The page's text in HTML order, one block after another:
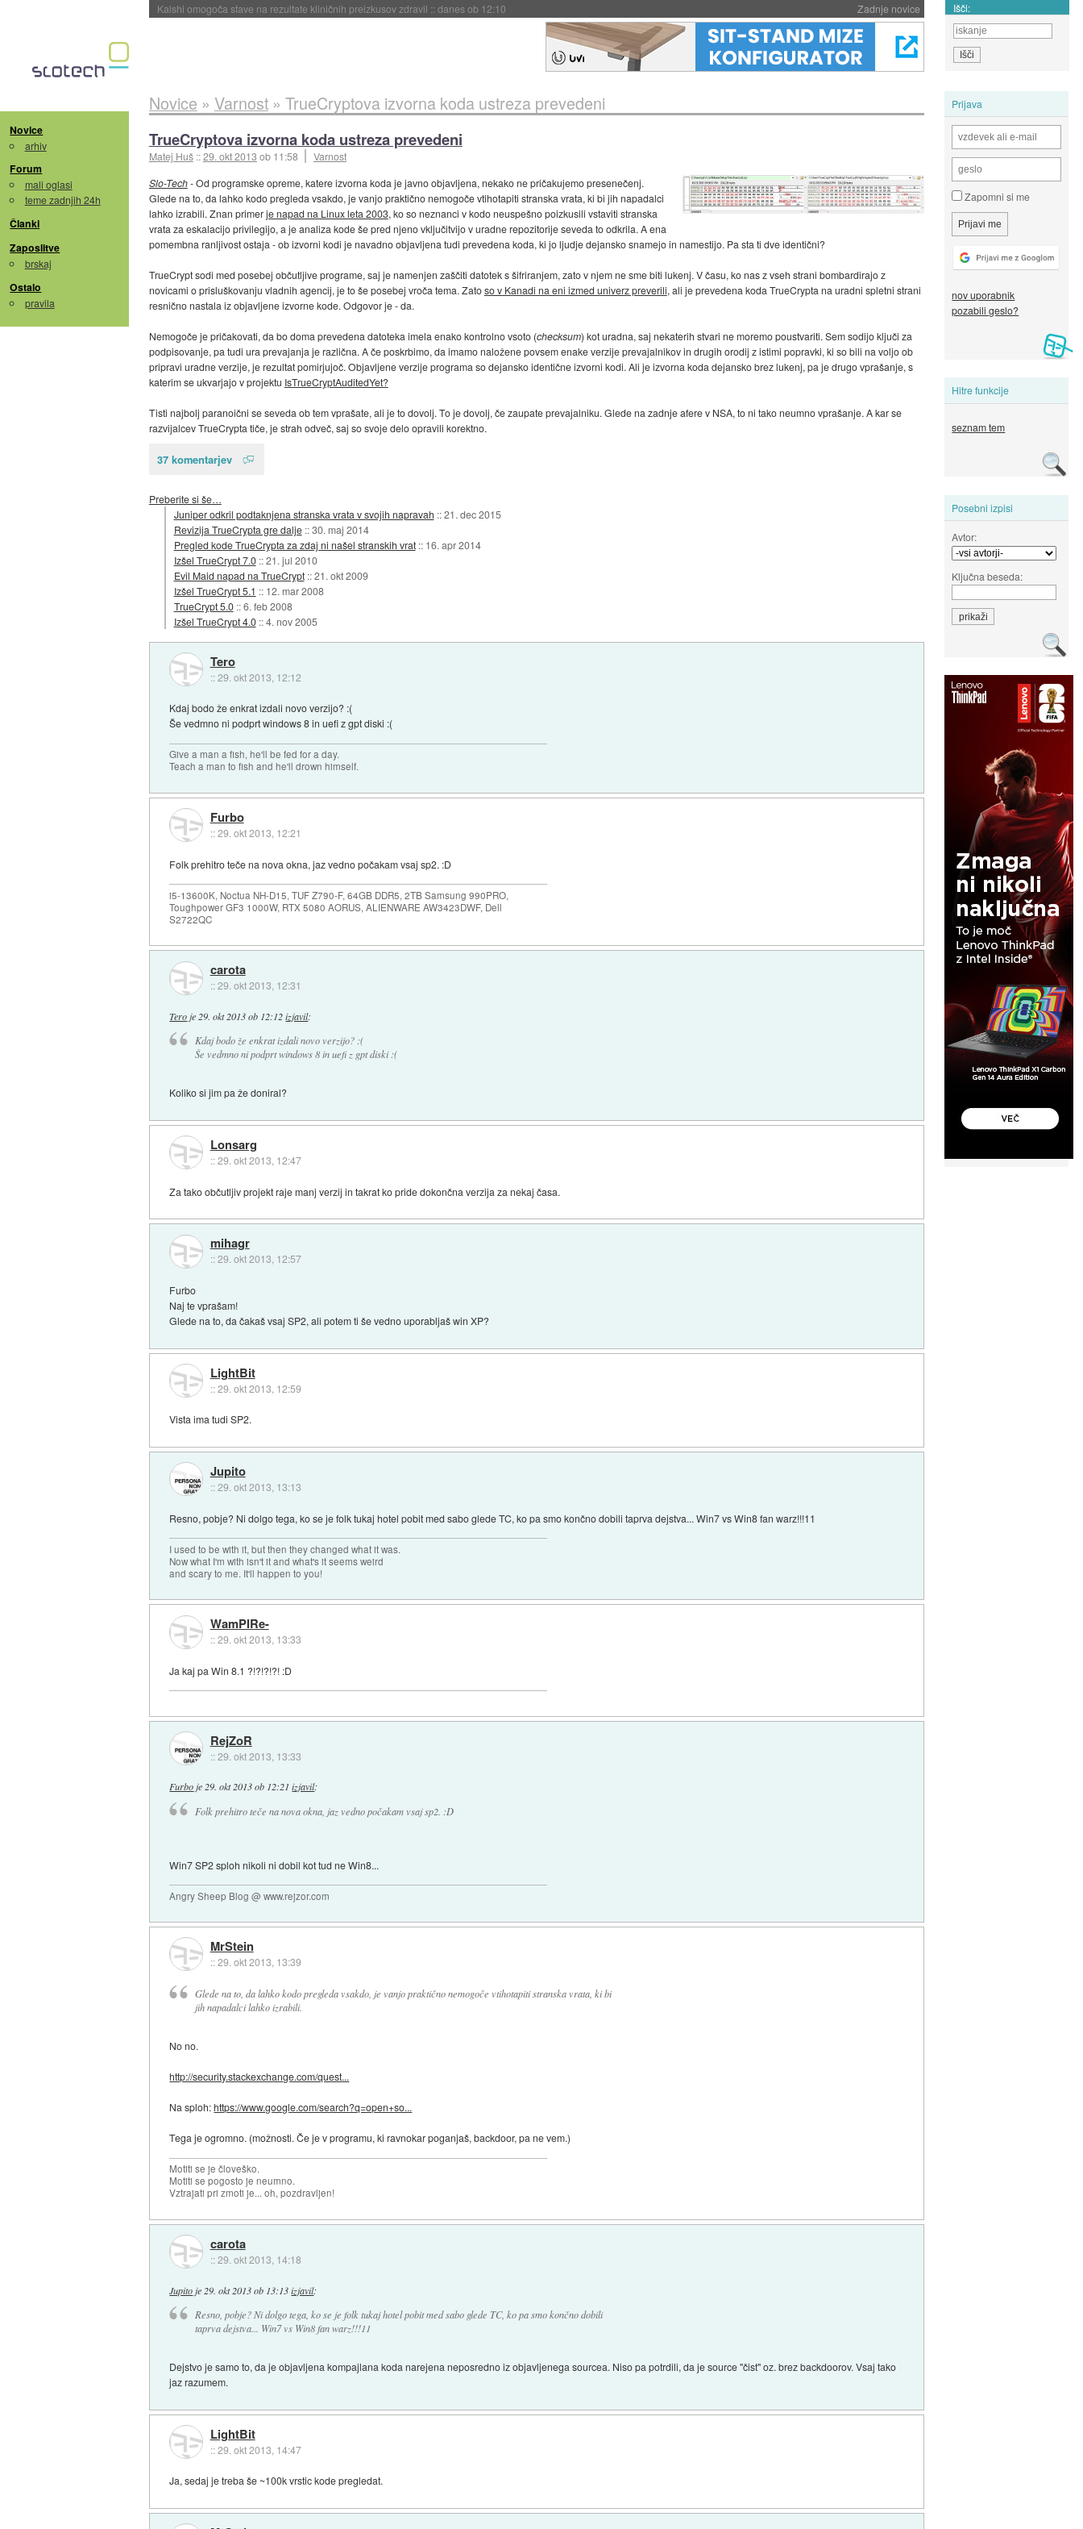
Zadnje novice
Sandisk že prodal več kot polovico SSD-jev za naslednji dve leti::danes ob 11:37 Išči:
Novice
arhiv
Forum
mali oglasi
teme zadnjih 24h
Članki
Zaposlitve
brskaj
Ostalo
pravila
Prijava
Zapomni si me
nov uporabnik
pozabili geslo?
Hitre funkcije
seznam tem
Posebni izpisi
Avtor:
Ključna beseda:
Novice » Varnost» TrueCryptova izvorna koda ustreza prevedeni
TrueCryptova izvorna koda ustreza prevedeni
Matej Huš ::29. okt 2013 ob 11:58
Varnost
Slo-Tech- Od programske opreme, katere izvorna koda je javno objavljena, nekako ne pričakujemo presenečenj.
Glede na to, da lahko kodo pregleda vsakdo, je vanjo praktično nemogoče vtihotapiti stranska vrata, ki bi jih napadalci
lahko izrabili. Znan primerje napad na Linux leta 2003, ko so neznanci v kodo neuspešno poizkusili vstaviti stranska
vrata za eskalacijo privilegijo, a je analiza kode še pred njeno vključitvijo v uradne repozitorije seveda to odkrila. A ena
pomembna ranljivost ostaja - ob izvorni kodi je navadno objavljena tudi prevedena koda, ki jo ljudje dejansko snamejo in namestijo. Pa sta ti dve identični?
TrueCrypt sodi med posebej občutljive programe, saj je namenjen zaščiti datotek s šifriranjem, zato v njem ne sme biti lukenj. V času, ko nas z vseh strani bombardirajo z
novicami o prisluškovanju vladnih agencij, je to še posebej vroča tema. Zatoso v Kanadi na eni izmed univerz preverili, ali je prevedena koda TrueCrypta na uradni spletni strani
resnično nastala iz objavljene izvorne kode. Odgovor je - da.
Nemogoče je pričakovati, da bo doma prevedena datoteka imela enako kontrolno vsoto (checksum) kot uradna, saj nekaterih stvari ne moremo poustvariti. Sem sodijo ključi za
podpisovanje, pa tudi ura prevajanja je različna. A če poskrbimo, da imamo naložene povsem enake verzije prevajalnikov in drugih orodij z istimi popravki, ki so bili na voljo ob
pripravi uradne verzije, je rezultat pomirjujoč. Objavljene verzije programa so dejansko identične izvorni kodi. Ali je izvorna koda dejansko brez lukenj, pa je drugo vprašanje, s
katerim se ukvarjajo v projektu IsTrueCryptAuditedYet?
Tisti najbolj paranoični se seveda ob tem vprašate, ali je to dovolj. To je dovolj, če zaupate prevajalniku. Glede na zadnje afere v NSA, to ni tako neumno vprašanje. A kar se
razvijalcev TrueCrypta tiče, je strah odveč, saj so svoje delo opravili korektno.
37 komentarjev
Preberite si še…
Juniper odkril podtaknjena stranska vrata v svojih napravah ::21. dec 2015
Revizija TrueCrypta gre dalje ::30. maj 2014
Pregled kode TrueCrypta za zdaj ni našel stranskih vrat :: 16. apr 2014
Izšel TrueCrypt 7.0 ::21. jul 2010
Evil Maid napad na TrueCrypt ::21. okt 2009
Izšel TrueCrypt 5.1 :: 12. mar 2008
TrueCrypt 5.0 ::6. feb 2008
Izšel TrueCrypt 4.0 ::4. nov 2005
Tero
::29. okt 2013, 12:12
Kdaj bodo že enkrat izdali novo verzijo? :(
Še vedmno ni podprt windows 8 in uefi z gpt diski :(
Give a man a fish, he'll be fed for a day.
Teach a man to fish and he'll drown himself.
Furbo
::29. okt 2013, 12:21
Folk prehitro teče na nova okna, jaz vedno počakam vsaj sp2. :D
i5-13600K, Noctua NH-D15, TUF Z790-F, 64GB DDR5, 2TB Samsung 990PRO,
Toughpower GF3 1000W, RTX 5080 AORUS, ALIENWARE AW3423DWF, Dell
S2722QC
carota
::29. okt 2013, 12:31
Tero je 29. okt 2013 ob 12:12 izjavil:
Kdaj bodo že enkrat izdali novo verzijo? :(
Še vedmno ni podprt windows 8 in uefi z gpt diski :(
Koliko si jim pa že doniral?
Lonsarg
::29. okt 2013, 12:47
Za tako občutljiv projekt raje manj verzij in takrat ko pride dokončna verzija za nekaj časa.
mihagr
::29. okt 2013, 12:57
Furbo
Naj te vprašam!
Glede na to, da čakaš vsaj SP2, ali potem ti še vedno uporabljaš win XP?
LightBit
::29. okt 2013, 12:59
Vista ima tudi SP2.
Jupito
::29. okt 2013, 13:13
Resno, pobje? Ni dolgo tega, ko se je folk tukaj hotel pobit med sabo glede TC, ko pa smo končno dobili taprva dejstva... Win7 vs Win8 fan warz!!!11
I used to be with it, but then they changed what it was.
Now what I'm with isn't it and what's it seems weird
and scary to me. It'll happen to you!
WamPIRe-
::29. okt 2013, 13:33
Ja kaj pa Win 8.1 ?!?!?!?! :D
RejZoR
::29. okt 2013, 13:33
Furboje29. okt 2013 ob 12:21 izjavil:
Folk prehitro teče na nova okna, jaz vedno počakam vsaj sp2. :D
Win7 SP2 sploh nikoli ni dobil kot tud ne Win8...
Angry Sheep Blog @ www.rejzor.com
MrStein
::29. okt 2013, 13:39
Glede na to, da lahko kodo pregleda vsakdo, je vanjo praktično nemogoče vtihotapiti stranska vrata, ki bi
jih napadalci lahko izrabili.
No no.
http://security.stackexchange.com/quest...
Na sploh:https://www.google.com/search?q=open+so...
Tega je ogromno. (možnosti. Če je v programu, ki ravnokar poganjaš, backdoor, pa ne vem.)
Motiti se je človeško.
Motiti se pogosto je neumno.
Vztrajati pri zmoti je... oh, pozdravljen!
carota
::29. okt 2013, 14:18
Jupito je 29. okt 2013 ob 13:13 izjavil:
Resno, pobje? Ni dolgo tega, ko se je folk tukaj hotel pobit med sabo glede TC, ko pa smo končno dobili
taprva dejstva... Win7 vs Win8 fan warz!!!11
Dejstvo je samo to, da je objavljena kompajlana koda narejena neposredno iz objavljenega sourcea. Niso pa potrdili, da je source "čist" oz. brez backdoorov. Vsaj tako
jaz razumem.
LightBit
::29. okt 2013, 14:47
Ja, sedaj je treba še ~100k vrstic kode pregledat.